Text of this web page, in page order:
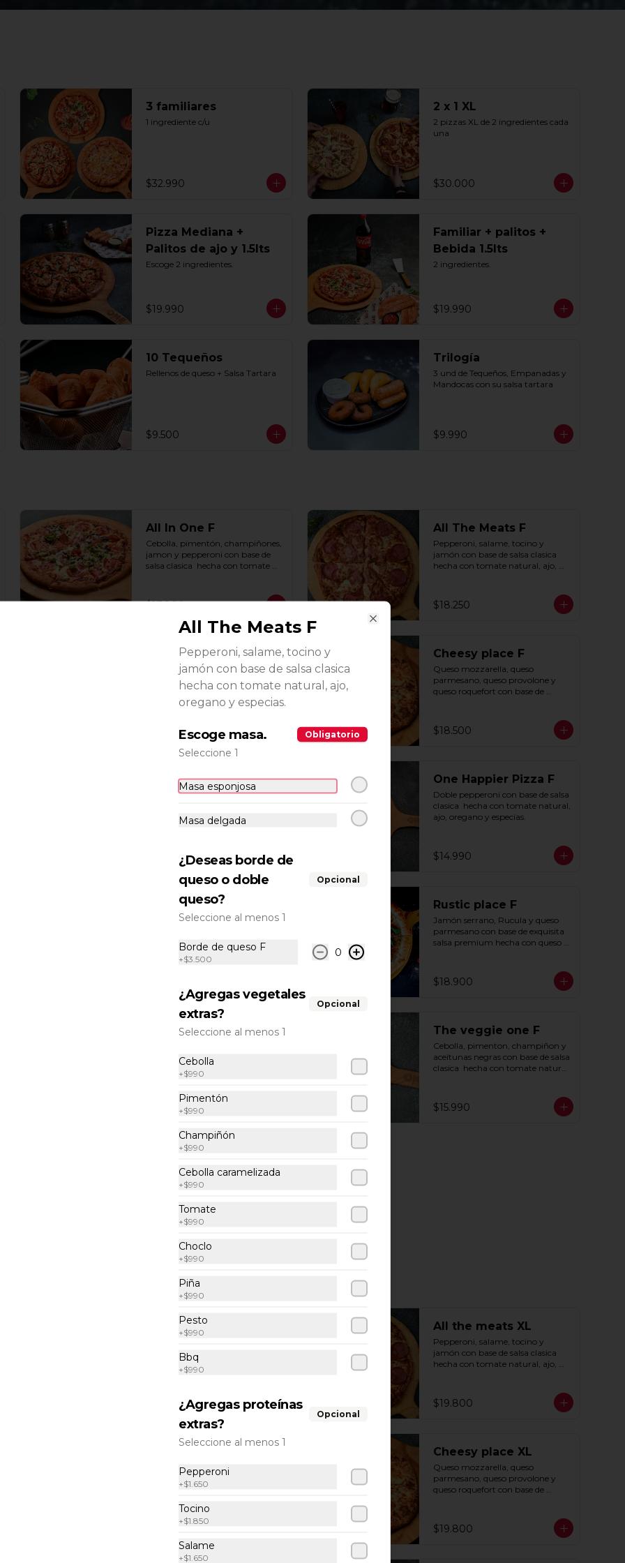
3 familiares
1 ingrediente c/u
$32.990
2 x 1 XL
2 pizzas XL de 2 ingredientes cada
una
$30.000
Pizza Mediana +
Palitos de ajo y 1.5lts
Escoge 2 ingredientes.
$19.990
Familiar + palitos +
Bebida 1.5lts
2 ingredientes.
$19.990
10 Tequeños
Rellenos de queso + Salsa Tartara
$9.500
Trilogía
3 und de Tequeños, Empanadas y
Mandocas con su salsa tartara
$9.990
All In One F
Cebolla, pimentón, champiñones,
jamon y pepperoni con base de
salsa clasica  hecha con tomate
$17.800
All The Meats F
Pepperoni, salame, tocino y
jamón con base de salsa clasica
hecha con tomate natural, ajo,
$18.250
Camarón a la Pizza F
Base de nuestra Salsa Blanca
Premium Blanca, camarones
salteados al vino, queso
parmesano, cebolla morada y
$19.900
Cheesy place F
Queso mozzarella, queso
parmesano, queso provolone y
queso roquefort con base de
puerro.
$18.500
Men's Place F
Pepperoni y tocino con base de
con queso parmesano, tocino y
$18.900
One Happier Pizza F
Doble pepperoni con base de salsa
clasica  hecha con tomate natural,
ajo, oregano y especias.
$14.990
One love F
Tomate y pesto con base de salsa
ajo, oregano y especias.
Rustic place F
Jamón serrano, Rucula y queso
parmesano con base de exquisita
salsa premium hecha con queso
$18.900
Special place F
exquisita salsa premium hecha
con queso parmesano, tocino y
$18.500
The veggie one F
Cebolla, pimenton, champiñon y
aceitunas negras con base de salsa
clasica  hecha con tomate natural,
$15.990
All in one XL
jamon y pepperoni con base de
salsa clasica  hecha con tomate
natural, ajo, oregano y especias.
$19.800
All the meats XL
Pepperoni, salame, tocino y
jamón con base de salsa clasica
hecha con tomate natural, ajo,
$19.800
Base de nuestra Salsa Blanca
Premium Blanca, camarones
salteados al vino, queso
Cheesy place XL
Queso mozzarella, queso
parmesano, queso provolone y
queso roquefort con base de
puerro.
$19.800
All The Meats F
Pepperoni, salame, tocino y
jamón con base de salsa clasica
hecha con tomate natural, ajo,
oregano y especias.
Escoge masa. Obligatorio
Seleccione 1
Masa esponjosa
Masa delgada
¿Deseas borde de
queso o doble
queso?
Opcional
Seleccione al menos 1
Borde de queso F
+$3.500
0
¿Agregas vegetales
extras?
Opcional
Seleccione al menos 1
Cebolla
+$990
Pimentón
+$990
Champiñón
+$990
Cebolla caramelizada
+$990
Tomate
+$990
Choclo
+$990
Piña
+$990
Pesto
+$990
Bbq
+$990
¿Agregas proteínas
extras?
Opcional
Seleccione al menos 1
Pepperoni
+$1.650
Tocino
+$1.850
Salame
+$1.650